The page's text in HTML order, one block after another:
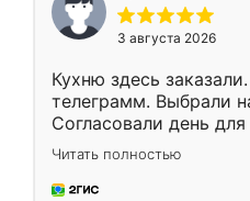
3 августа 2026
Кухню здесь
телеграмм. Выбрали
Согласовали день
недели кухня была
довольны работой.
мебель за
Читать полностью